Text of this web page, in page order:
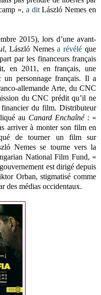
», a ditLászló Nemes en
2015), lors d’une avant-
, László Nemesa révélé que
par les financeurs français
en 2011, en français, une
un personnage français. Il a
allemande Arte, du CNC
du CNC prédit qu’il ne
du film. Distributeur
au Canard Enchaîné: «
arriver à monter son film en
de tourner un film sur
Nemes se tourne vers la
National Film Fund, «
est dirigé depuis
Orban, stigmatisé comme
des médias occidentaux.